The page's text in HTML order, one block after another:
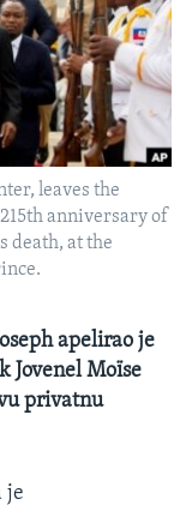
leaves the
anniversary of
death, at the
apelirao je
Jovenel Moïse
privatnu
je